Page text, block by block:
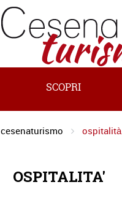
SCOPRI
cesenaturismo ospitalità
OSPITALITA'